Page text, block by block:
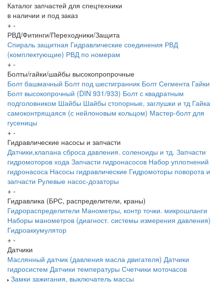
Каталог запчастей для спецтехники
в наличии и под заказ
+ -
РВД/Фитинги/Переходники/Защита
Спираль защитная Гидравлические соединения РВД
(комплектующие) РВД по номерам
+ -
Болты/гайки/шайбы высокопропрочные
Болт башмачный Болт под шестигранник Болт Сегмента Гайки
Болт высокопрочный (DIN 931/933) Болт с квадратным
подголовником Шайбы Шайбы стопорные, заглушки и тд Гайка
самоконтрящаяся (с нейлоновым кольцом) Мастер-болт для
гусеницы
+ -
Гидравлические насосы и запчасти
Датчики,клапана сброса давления. соленоиды и тд. Запчасти
гидромоторов хода Запчасти гидронасосов Набор уплотнений
гидронасоса Насосы гидравлические Гидромоторы поворота и
запчасти Рулевые насос-дозаторы
+ -
Гидравлика (БРС, распределители, краны)
Гидрораспределители Манометры, контр точки. микрошланги
Наборы манометров (диагност. системы измерения давления)
Гидроаккумулятор
+ -
Датчики
Маслянный датчик (давления масла двигателя) Датчики
гидросистем Датчики температуры Счетчики моточасов
Замки зажигания, выключатель массы